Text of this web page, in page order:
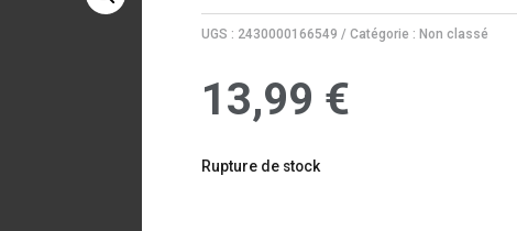
UGS : 2430000166549 Catégorie : Non classé
13,99 €
Rupture de stock